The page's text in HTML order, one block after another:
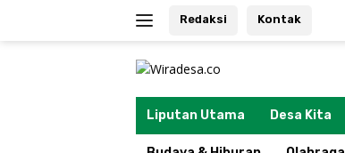
Redaksi Kontak
Liputan Utama Desa Kita